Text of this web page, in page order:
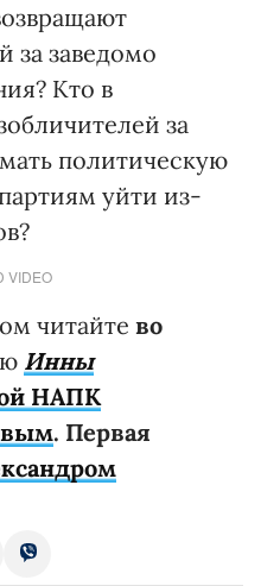
за заведомо
Кто в
за
политическую
уйти из-
VIDEO
читайте во
Инны
НАПК
. Первая